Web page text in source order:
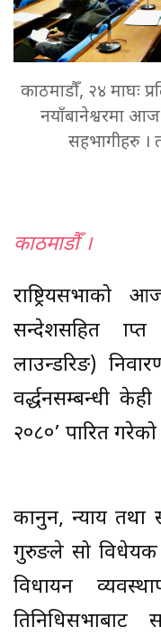
काठमाडौँ, २४ माघः
नयाँबानेश्वरमा
सहभागीहरु ।
काठमाडौँ ।
राष्ट्रियसभाको
सन्देशसहित
लाउन्डरिङ)
प्रवर्द्धनसम्बन्धी
२०८०’ पारित
कानुन, न्याय तथा
गुरुङले सो विधेयक
विधायन